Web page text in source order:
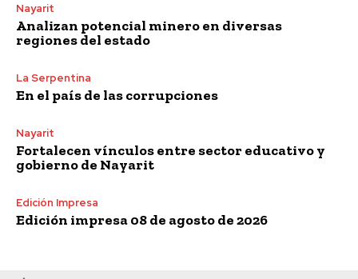
Nayarit
Analizan potencial minero en diversas
regiones del estado
La Serpentina
En el país de las corrupciones
Nayarit
Fortalecen vínculos entre sector educativo y
gobierno de Nayarit
Edición Impresa
Edición impresa 08 de agosto de 2026